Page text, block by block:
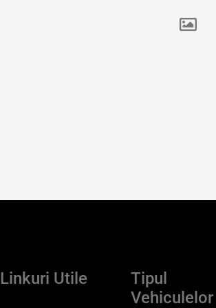
Linkuri Utile
Tipul
Vehiculelor